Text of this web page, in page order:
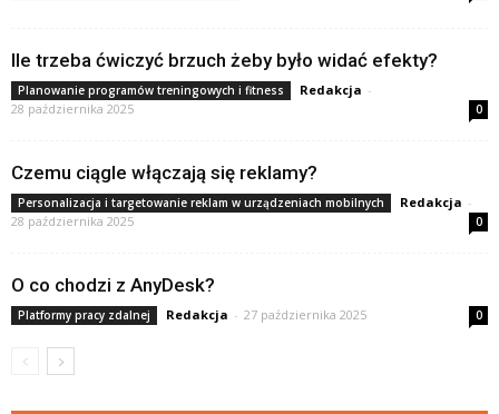
Ile trzeba ćwiczyć brzuch żeby było widać efekty?
Planowanie programów treningowych i fitness Redakcja -
28 października 2025
0
Czemu ciągle włączają się reklamy?
Personalizacja i targetowanie reklam w urządzeniach mobilnych Redakcja -
28 października 2025
0
O co chodzi z AnyDesk?
Platformy pracy zdalnej Redakcja - 27 października 2025 0